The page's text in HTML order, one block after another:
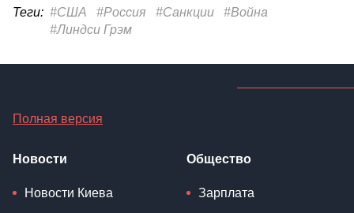
Теги: #США #Россия #Санкции
#Война
#Линдси Грэм
Полная версия
Новости
Новости Киева
Общество
Зарплата